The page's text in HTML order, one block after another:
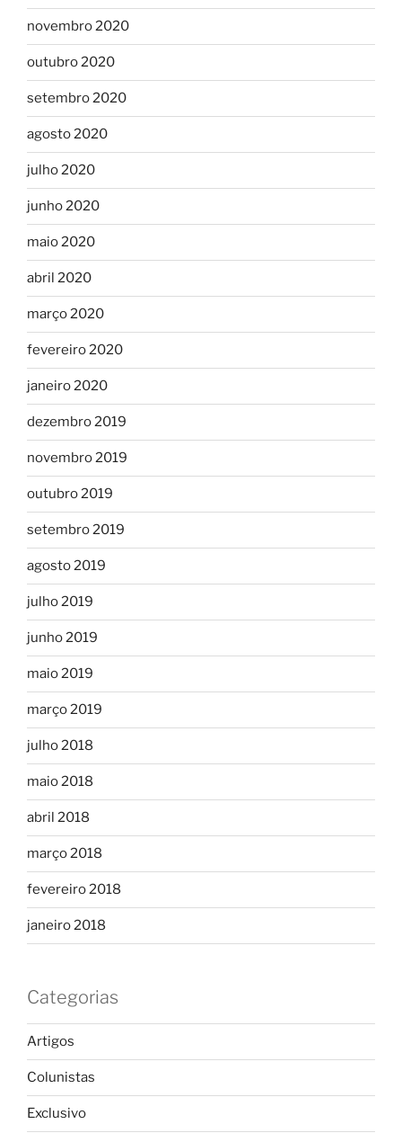
novembro 2020
outubro 2020
setembro 2020
agosto 2020
julho 2020
junho 2020
maio 2020
abril 2020
março 2020
fevereiro 2020
janeiro 2020
dezembro 2019
novembro 2019
outubro 2019
setembro 2019
agosto 2019
julho 2019
junho 2019
maio 2019
março 2019
julho 2018
maio 2018
abril 2018
março 2018
fevereiro 2018
janeiro 2018
Categorias
Artigos
Colunistas
Exclusivo